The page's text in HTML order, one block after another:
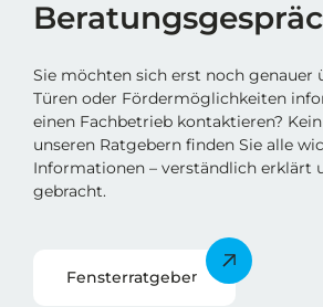
Sie möchten sich erst noch genauer
Türen oder Fördermöglichkeiten
einen Fachbetrieb kontaktieren?
unseren Ratgebern finden Sie alle
Informationen – verständlich erklärt
gebracht.
Fensterratgeber